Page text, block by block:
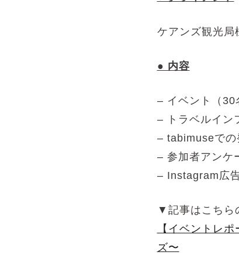
ケアンズ観光局
● 内容
– イベント（30
– トラベルイン
– tabimuseでの
– 参加者アンケ
– Instagram 広
▼記事はこちら
【イベントレ
ズ〜